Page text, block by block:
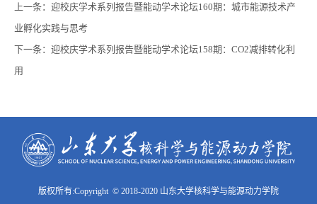
上一条： 迎校庆学术系列报告暨能动学术论坛160期：城市能源技术产
业孵化实践与思考
下一条： 迎校庆学术系列报告暨能动学术论坛158期：CO2减排转化利
用
版权所有:Copyright © 2018-2020 山东大学核科学与能源动力学院